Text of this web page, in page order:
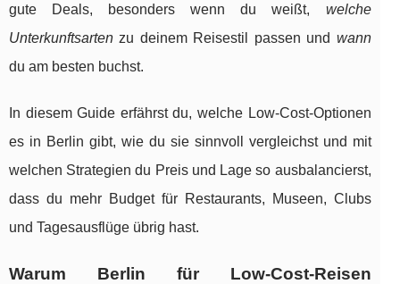
gute Deals, besonders wenn du weißt, welche
Unterkunftsarten zu deinem Reisestil passen und wann
du am besten buchst.
In diesem Guide erfährst du, welche Low-Cost-Optionen
es in Berlin gibt, wie du sie sinnvoll vergleichst und mit
welchen Strategien du Preis und Lage so ausbalancierst,
dass du mehr Budget für Restaurants, Museen, Clubs
und Tagesausflüge übrig hast.
Warum Berlin für Low-Cost-Reisen